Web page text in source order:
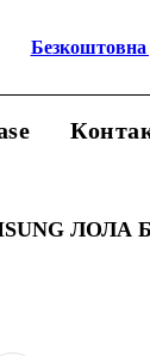
Безкоштовна
ЛОЛА